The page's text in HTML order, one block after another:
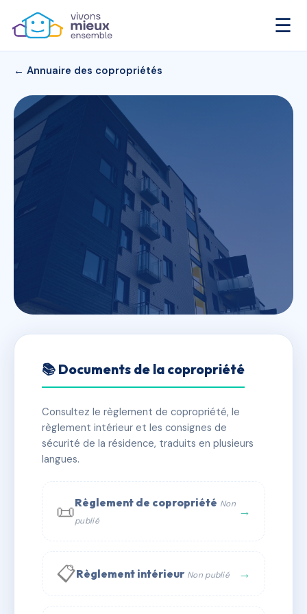
☰
← Annuaire des copropriétés
SYNDICAT LAM
✓ Immatriculée 🏠 19 lots 🏗 1 bâtiment(s)
📞 Contacter Syndic Digital
📚 Documents de la copropriété
Consultez le règlement de copropriété, le
règlement intérieur et les consignes de
sécurité de la résidence, traduits en plusieurs
langues.
📜Règlement de copropriété Non
publié
→
📋Règlement intérieur Non publié →